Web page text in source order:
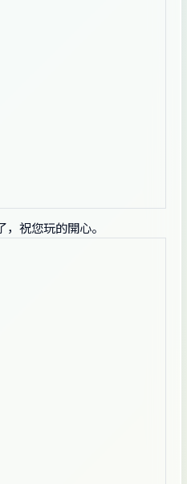
祝您玩的開心。